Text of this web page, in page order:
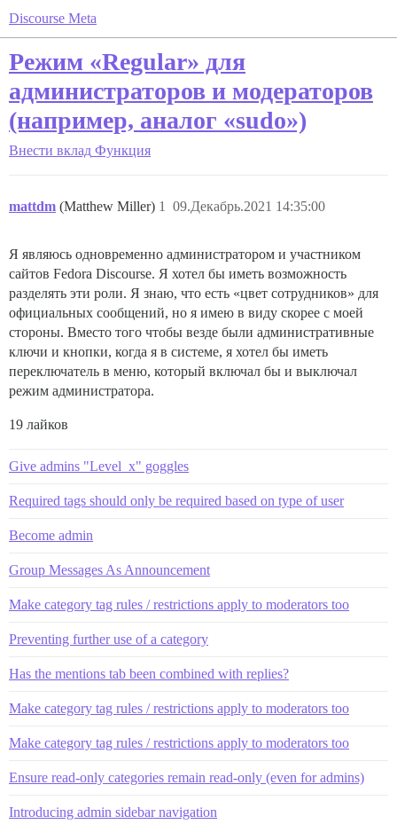
Discourse Meta
Режим «Regular» для
администраторов и модераторов
(например, аналог «sudo»)
Внести вклад Функция
mattdm (Matthew Miller) 09.Декабрь.2021 14:35:00
1
Я являюсь одновременно администратором и участником
сайтов Fedora Discourse. Я хотел бы иметь возможность
разделять эти роли. Я знаю, что есть «цвет сотрудников» для
официальных сообщений, но я имею в виду скорее с моей
стороны. Вместо того чтобы везде были административные
ключи и кнопки, когда я в системе, я хотел бы иметь
переключатель в меню, который включал бы и выключал
режим администратора.
19 лайков
Give admins "Level_x" goggles
Required tags should only be required based on type of user
Become admin
Group Messages As Announcement
Make category tag rules / restrictions apply to moderators too
Preventing further use of a category
Has the mentions tab been combined with replies?
Make category tag rules / restrictions apply to moderators too
Make category tag rules / restrictions apply to moderators too
Ensure read-only categories remain read-only (even for admins)
Introducing admin sidebar navigation